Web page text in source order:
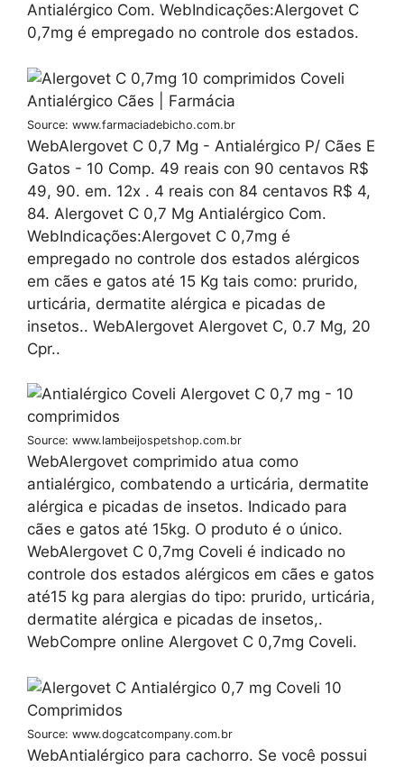
Antialérgico Com. WebIndicações:Alergovet C
0,7mg é empregado no controle dos estados.
Source: www.farmaciadebicho.com.br
WebAlergovet C 0,7 Mg - Antialérgico P/ Cães E
Gatos - 10 Comp. 49 reais con 90 centavos R$
49, 90. em. 12x . 4 reais con 84 centavos R$ 4,
84. Alergovet C 0,7 Mg Antialérgico Com.
WebIndicações:Alergovet C 0,7mg é
empregado no controle dos estados alérgicos
em cães e gatos até 15 Kg tais como: prurido,
urticária, dermatite alérgica e picadas de
insetos.. WebAlergovet Alergovet C, 0.7 Mg, 20
Cpr..
Source: www.lambeijospetshop.com.br
WebAlergovet comprimido atua como
antialérgico, combatendo a urticária, dermatite
alérgica e picadas de insetos. Indicado para
cães e gatos até 15kg. O produto é o único.
WebAlergovet C 0,7mg Coveli é indicado no
controle dos estados alérgicos em cães e gatos
até15 kg para alergias do tipo: prurido, urticária,
dermatite alérgica e picadas de insetos,.
WebCompre online Alergovet C 0,7mg Coveli.
Source: www.dogcatcompany.com.br
WebAntialérgico para cachorro. Se você possui